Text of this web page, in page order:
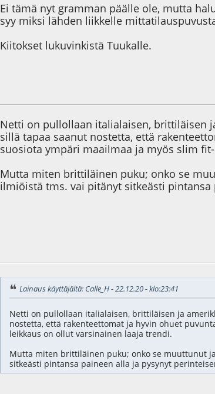
Ei tämä nyt gramman päälle ole, mutta
syy miksi lähden liikkelle
Kiitokset lukuvinkistä Tuukalle.
Netti on pullollaan italialaisen, brittiläisen
sillä tapaa saanut nostetta, että
suosiota ympäri maailmaa ja myös slim
Mutta miten brittiläinen puku; onko se
ilmiöistä tms. vai pitänyt sitkeästi
Lainaus käyttäjältä: Calle_H - 22.12.20 - klo:23:41
Netti on pullollaan italialaisen, brittiläisen ja
nostetta, että rakenteettomat ja hyvin ohuet
leikkaus on ollut varsinainen laaja trendi.
Mutta miten brittiläinen puku; onko se muuttunut
sitkeästi pintansa paineen alla ja pysynyt